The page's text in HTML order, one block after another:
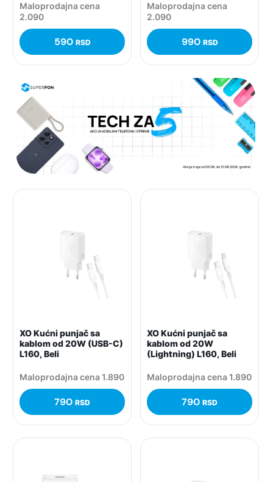
Maloprodajna cena
2.090
590 RSD
Maloprodajna cena
2.090
990 RSD
XO Kućni punjač sa
kablom od 20W (USB-C)
L160, Beli
Maloprodajna cena 1.890
790 RSD
XO Kućni punjač sa
kablom od 20W
(Lightning) L160, Beli
Maloprodajna cena 1.890
790 RSD